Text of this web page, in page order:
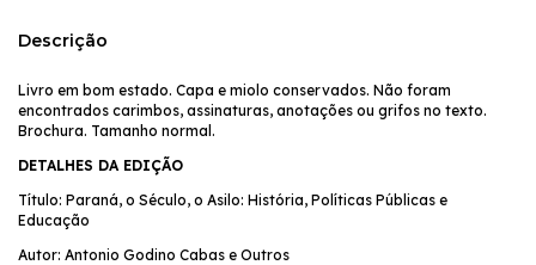
Descrição
Livro em bom estado. Capa e miolo conservados. Não foram
encontrados carimbos, assinaturas, anotações ou grifos no texto.
Brochura. Tamanho normal.
DETALHES DA EDIÇÃO
Título: Paraná, o Século, o Asilo: História, Políticas Públicas e
Educação
Autor: Antonio Godino Cabas e Outros